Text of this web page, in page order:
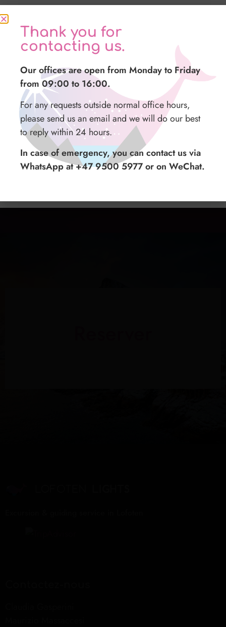
Exclusion
Dîner
Snack
Pour plus d’informations ou de
détails, contactez-nous à notre
adresse e-mail
感谢您与我们联系
我们的办公时间为周一至周五 09:00 至
16:00。
如在正常办公时间之外有任何请求，请给我们
发送电子邮件，我们会尽力在 24 小时内回
复。
如遇紧急情况，您可以通过 WhatsApp（+47
9500 5977） 或 微信 联系我们。
Grazie per averci
contattato
I nostri uffici sono aperti dal lunedì al venerdì
dalle 09:00 alle 16:00.
Per qualsiasi richiesta fuori dal normale orario di
ufficio vi preghiamo di mandarci una email e
sarà nostra premura rispondervi entro le 24 ore.
In caso di emergenza potete contattarci al
numero whatsapp +47 9500 5977 o su
WeChat.
Thank you for
contacting us.
Our offices are open from Monday to Friday
from 09:00 to 16:00.
For any requests outside normal office hours,
please send us an email and we will do our best
to reply within 24 hours.
In case of emergency, you can contact us via
WhatsApp at +47 9500 5977 or on WeChat.